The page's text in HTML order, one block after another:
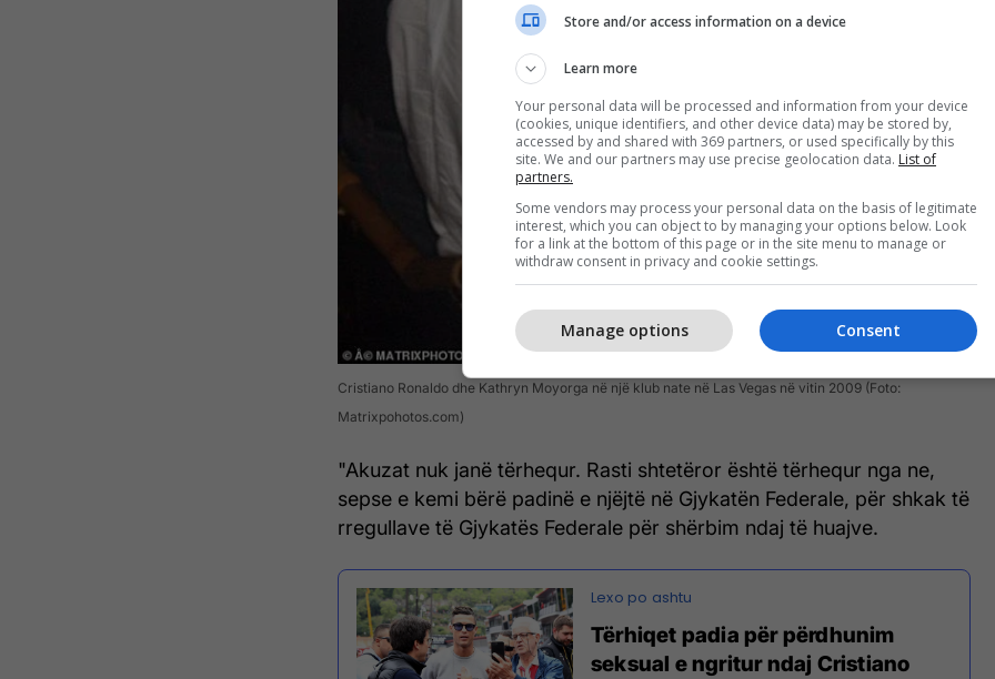
Cristiano Ronaldo dhe Kathryn Moyorga në një klub nate në Las Vegas në vitin 2009 (Foto:
Matrixpohotos.com)
"Akuzat nuk janë tërhequr. Rasti shtetëror është tërhequr nga ne,
sepse e kemi bërë padinë e njëjtë në Gjykatën Federale, për shkak të
rregullave të Gjykatës Federale për shërbim ndaj të huajve.
Tërhiqet padia për përdhunim
seksual e ngritur ndaj Cristiano
Store and/or access information on a device
Learn more
Your personal data will be processed and information from your device
(cookies, unique identifiers, and other device data) may be stored by,
accessed by and shared with 369 partners, or used specifically by this
site. We and our partners may use precise geolocation data. List of
partners.
Some vendors may process your personal data on the basis of legitimate
interest, which you can object to by managing your options below. Look
for a link at the bottom of this page or in the site menu to manage or
withdraw consent in privacy and cookie settings.
Consent
Manage options